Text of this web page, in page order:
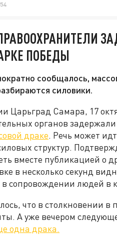
ПОБЕДЫ
сообщалось,
силовики.
Царьград Самара, 17
органов задержали
драке. Речь может
структур.
вместе публикацией о
в несколько секунд
сопровождении людей в
что в столкновении
А уже вечером
одна драка.